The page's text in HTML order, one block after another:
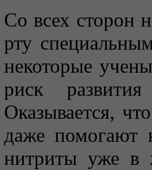
Со всех сторон
рту
некоторые
риск
Оказывается,
даже помогают
нитриты уже в